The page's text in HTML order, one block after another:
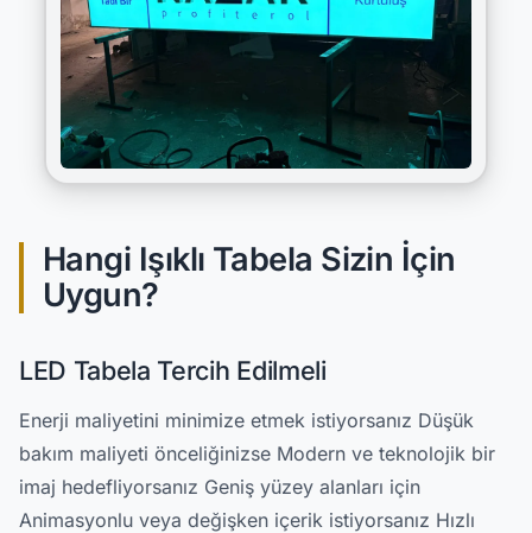
Hangi Işıklı Tabela Sizin İçin
Uygun?
LED Tabela Tercih Edilmeli
Enerji maliyetini minimize etmek istiyorsanız Düşük
bakım maliyeti önceliğinizse Modern ve teknolojik bir
imaj hedefliyorsanız Geniş yüzey alanları için
Animasyonlu veya değişken içerik istiyorsanız Hızlı